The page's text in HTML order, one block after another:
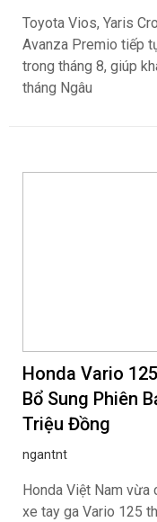
Toyota Vios, Yaris
Avanza Premio tiếp
trong tháng 8, giúp
tháng Ngâu
Honda Vario
Bổ Sung Phiên
Triệu Đồng
ngantnt
Honda Việt Nam vừa
xe tay ga Vario 125